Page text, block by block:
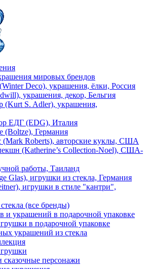
мировых брендов
Deco), украшения, ёлки, Россия
украшения, декор, Бельгия
(Kurt S. Adler), украшения,
ЕДГ (EDG), Италия
(Boltze), Германия
(Mark Roberts), авторские куклы, США
(Katherine’s Collection-Noel), США-
работы, Таиланд
Glas), игрушки из стекла, Германия
игрушки в стиле "кантри",
(все бренды)
и украшений в подарочной упаковке
в подарочной упаковке
украшений из стекла
сказочные персонажи